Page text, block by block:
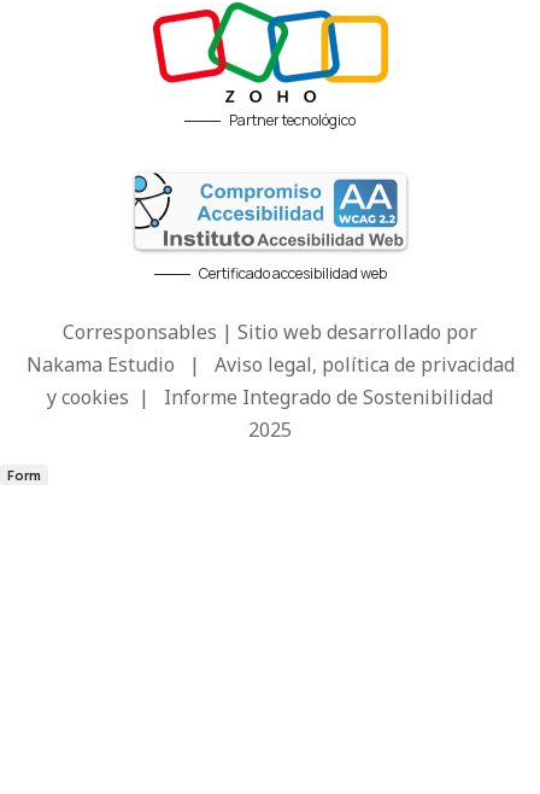
Partner tecnológico
Certificado accesibilidad web
Corresponsables | Sitio web desarrollado por
Nakama Estudio | Aviso legal, política de privacidad
y cookies | Informe Integrado de Sostenibilidad
2025
Form